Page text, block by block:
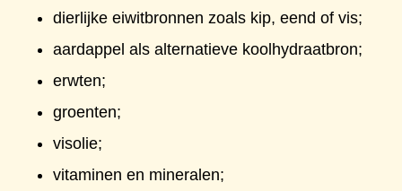
dierlijke eiwitbronnen zoals kip, eend of vis;
aardappel als alternatieve koolhydraatbron;
erwten;
groenten;
visolie;
vitaminen en mineralen;